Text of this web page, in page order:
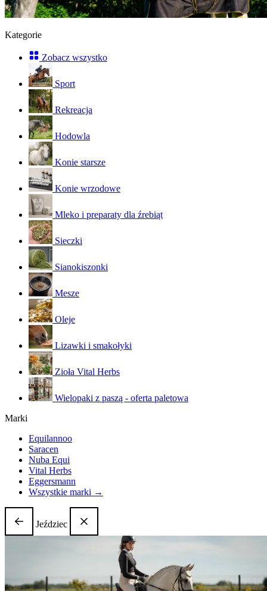
Kategorie
Zobacz wszystko
Sport
Rekreacja
Hodowla
Konie starsze
Konie wrzodowe
Mleko i preparaty dla źrebiąt
Sieczki
Sianokiszonki
Mesze
Oleje
Lizawki i smakołyki
Zioła Vital Herbs
Wielopaki z paszą - oferta paletowa
Marki
Equilannoo
Saracen
Nuba Equi
Vital Herbs
Eggersmann
Wszystkie marki →
Jeździec